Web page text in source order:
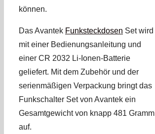
können.
Das Avantek Funksteckdosen Set wird
mit einer Bedienungsanleitung und
einer CR 2032 Li-Ionen-Batterie
geliefert. Mit dem Zubehör und der
serienmäßigen Verpackung bringt das
Funkschalter Set von Avantek ein
Gesamtgewicht von knapp 481 Gramm
auf.